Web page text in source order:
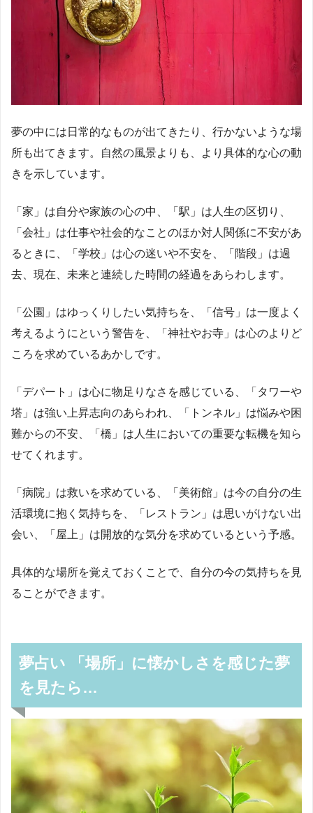
夢の中には日常的なものが出てきたり、行かないような場
所も出てきます。自然の風景よりも、より具体的な心の動
きを示しています。
「家」は自分や家族の心の中、「駅」は人生の区切り、
「会社」は仕事や社会的なことのほか対人関係に不安があ
るときに、「学校」は心の迷いや不安を、「階段」は過
去、現在、未来と連続した時間の経過をあらわします。
「公園」はゆっくりしたい気持ちを、「信号」は一度よく
考えるようにという警告を、「神社やお寺」は心のよりど
ころを求めているあかしです。
「デパート」は心に物足りなさを感じている、「タワーや
塔」は強い上昇志向のあらわれ、「トンネル」は悩みや困
難からの不安、「橋」は人生においての重要な転機を知ら
せてくれます。
「病院」は救いを求めている、「美術館」は今の自分の生
活環境に抱く気持ちを、「レストラン」は思いがけない出
会い、「屋上」は開放的な気分を求めているという予感。
具体的な場所を覚えておくことで、自分の今の気持ちを見
ることができます。
夢占い 「場所」に懐かしさを感じた夢
を見たら…